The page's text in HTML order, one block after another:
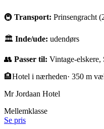
🚇 Transport: Prinsengracht
🏛 Inde/ude: udendørs
👥 Passer til: Vintage-
🏨Hotel i nærheden· 350 m
Mr Jordaan Hotel
Mellemklasse
Se pris